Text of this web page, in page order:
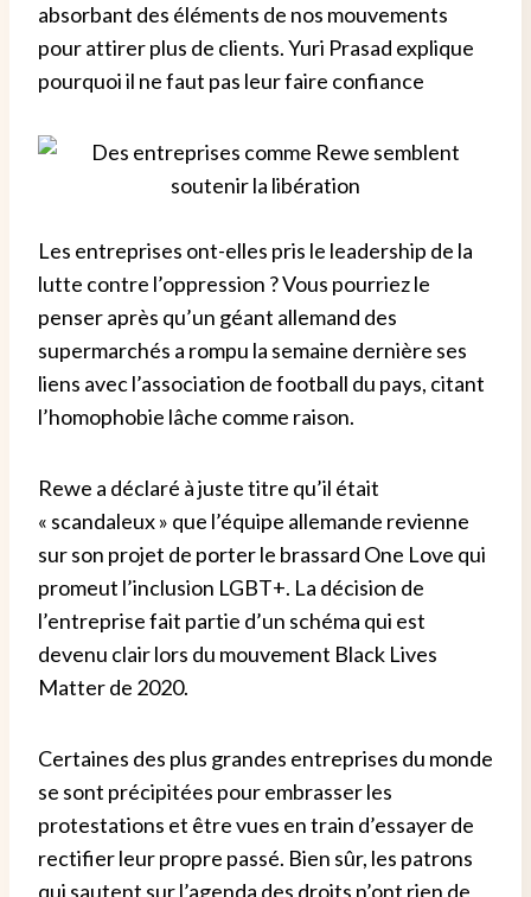
absorbant des éléments de nos mouvements
pour attirer plus de clients. Yuri Prasad explique
pourquoi il ne faut pas leur faire confiance
Les entreprises ont-elles pris le leadership de la
lutte contre l’oppression ? Vous pourriez le
penser après qu’un géant allemand des
supermarchés a rompu la semaine dernière ses
liens avec l’association de football du pays, citant
l’homophobie lâche comme raison.
Rewe a déclaré à juste titre qu’il était
« scandaleux » que l’équipe allemande revienne
sur son projet de porter le brassard One Love qui
promeut l’inclusion LGBT+. La décision de
l’entreprise fait partie d’un schéma qui est
devenu clair lors du mouvement Black Lives
Matter de 2020.
Certaines des plus grandes entreprises du monde
se sont précipitées pour embrasser les
protestations et être vues en train d’essayer de
rectifier leur propre passé. Bien sûr, les patrons
qui sautent sur l’agenda des droits n’ont rien de